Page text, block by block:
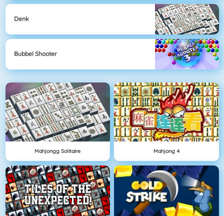
Denk
Bubbel Shooter
Mahjongg Solitaire Mahjong 4